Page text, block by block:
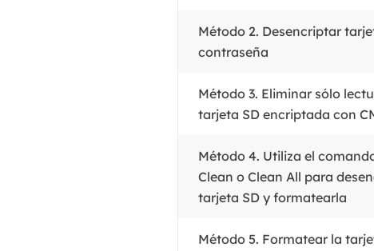
Método 2. Desencriptar
contraseña
Método 3. Eliminar sólo
tarjeta SD encriptada con
Método 4. Utiliza el
Clean o Clean All para
tarjeta SD y formatearla
Método 5. Formatear la